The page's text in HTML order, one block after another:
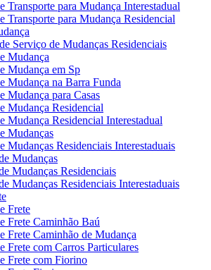
Transporte para Mudança Interestadual
Transporte para Mudança Residencial
Serviço de Mudanças Residenciais
Mudança
Mudança em Sp
Mudança na Barra Funda
Mudança para Casas
Mudança Residencial
Mudança Residencial Interestadual
Mudanças
Mudanças Residenciais Interestaduais
Mudanças
Mudanças Residenciais
Mudanças Residenciais Interestaduais
Frete
Frete Caminhão Baú
Frete Caminhão de Mudança
Frete com Carros Particulares
Frete com Fiorino